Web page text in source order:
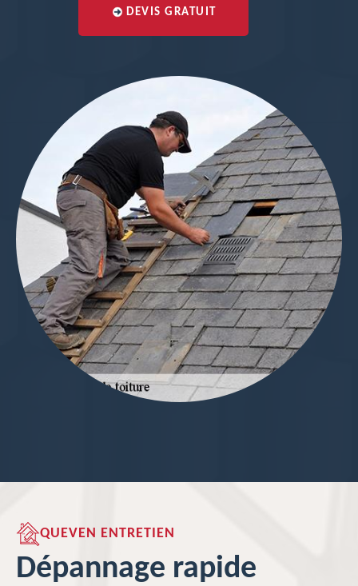
DEVIS GRATUIT
QUEVEN ENTRETIEN
Dépannage rapide